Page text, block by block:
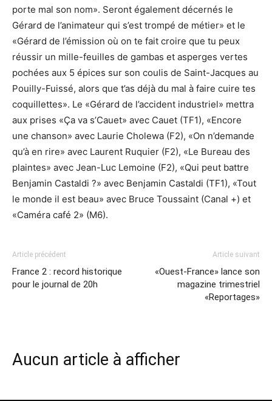
porte mal son nom». Seront également décernés le
Gérard de l’animateur qui s’est trompé de métier» et le
«Gérard de l’émission où on te fait croire que tu peux
réussir un mille-feuilles de gambas et asperges vertes
pochées aux 5 épices sur son coulis de Saint-Jacques au
Pouilly-Fuissé, alors que t’as déjà du mal à faire cuire tes
coquillettes». Le «Gérard de l’accident industriel» mettra
aux prises «Ça va s’Cauet» avec Cauet (TF1), «Encore
une chanson» avec Laurie Cholewa (F2), «On n’demande
qu’à en rire» avec Laurent Ruquier (F2), «Le Bureau des
plaintes» avec Jean-Luc Lemoine (F2), «Qui peut battre
Benjamin Castaldi ?» avec Benjamin Castaldi (TF1), «Tout
le monde il est beau» avec Bruce Toussaint (Canal +) et
«Caméra café 2» (M6).
Article précédent
France 2 : record historique
pour le journal de 20h
Article suivant
«Ouest-France» lance son
magazine trimestriel
«Reportages»
Aucun article à afficher